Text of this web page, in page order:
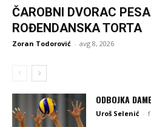
ČAROBNI DVORAC
ROĐENDANSKA TORTA
Zoran Todorović - avg 8, 2026
ODBOJKA
Uroš Selenić -